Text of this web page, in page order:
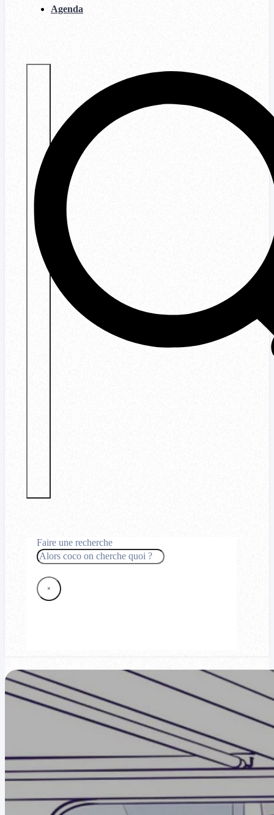
Agenda
Faire une recherche
Rechercher
×